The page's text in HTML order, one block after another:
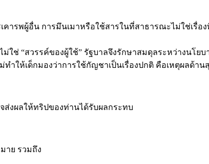
คารพผู้อื่น การมึนเมาหรือใช้สารในที่สาธารณะไม่ใช่เรื่
ม่ใช่ “สวรรค์ของผู้ใช้” รัฐบาลจึงรักษาสมดุลระหว่างนโ
ำให้เด็กมองว่าการใช้กัญชาเป็นเรื่องปกติ คือเหตุผลด้า
งผลให้ทริปของท่านได้รับผลกระทบ
าย รวมถึง